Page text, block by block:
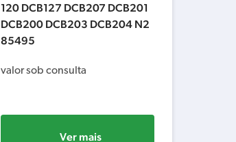
120 DCB127 DCB207 DCB201
DCB200 DCB203 DCB204 N2
85495
valor sob consulta
Ver mais